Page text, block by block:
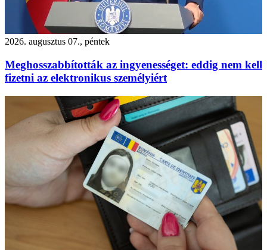
2026. augusztus 07., péntek
Meghosszabbították az ingyenességet: eddig nem kell
fizetni az elektronikus személyiért